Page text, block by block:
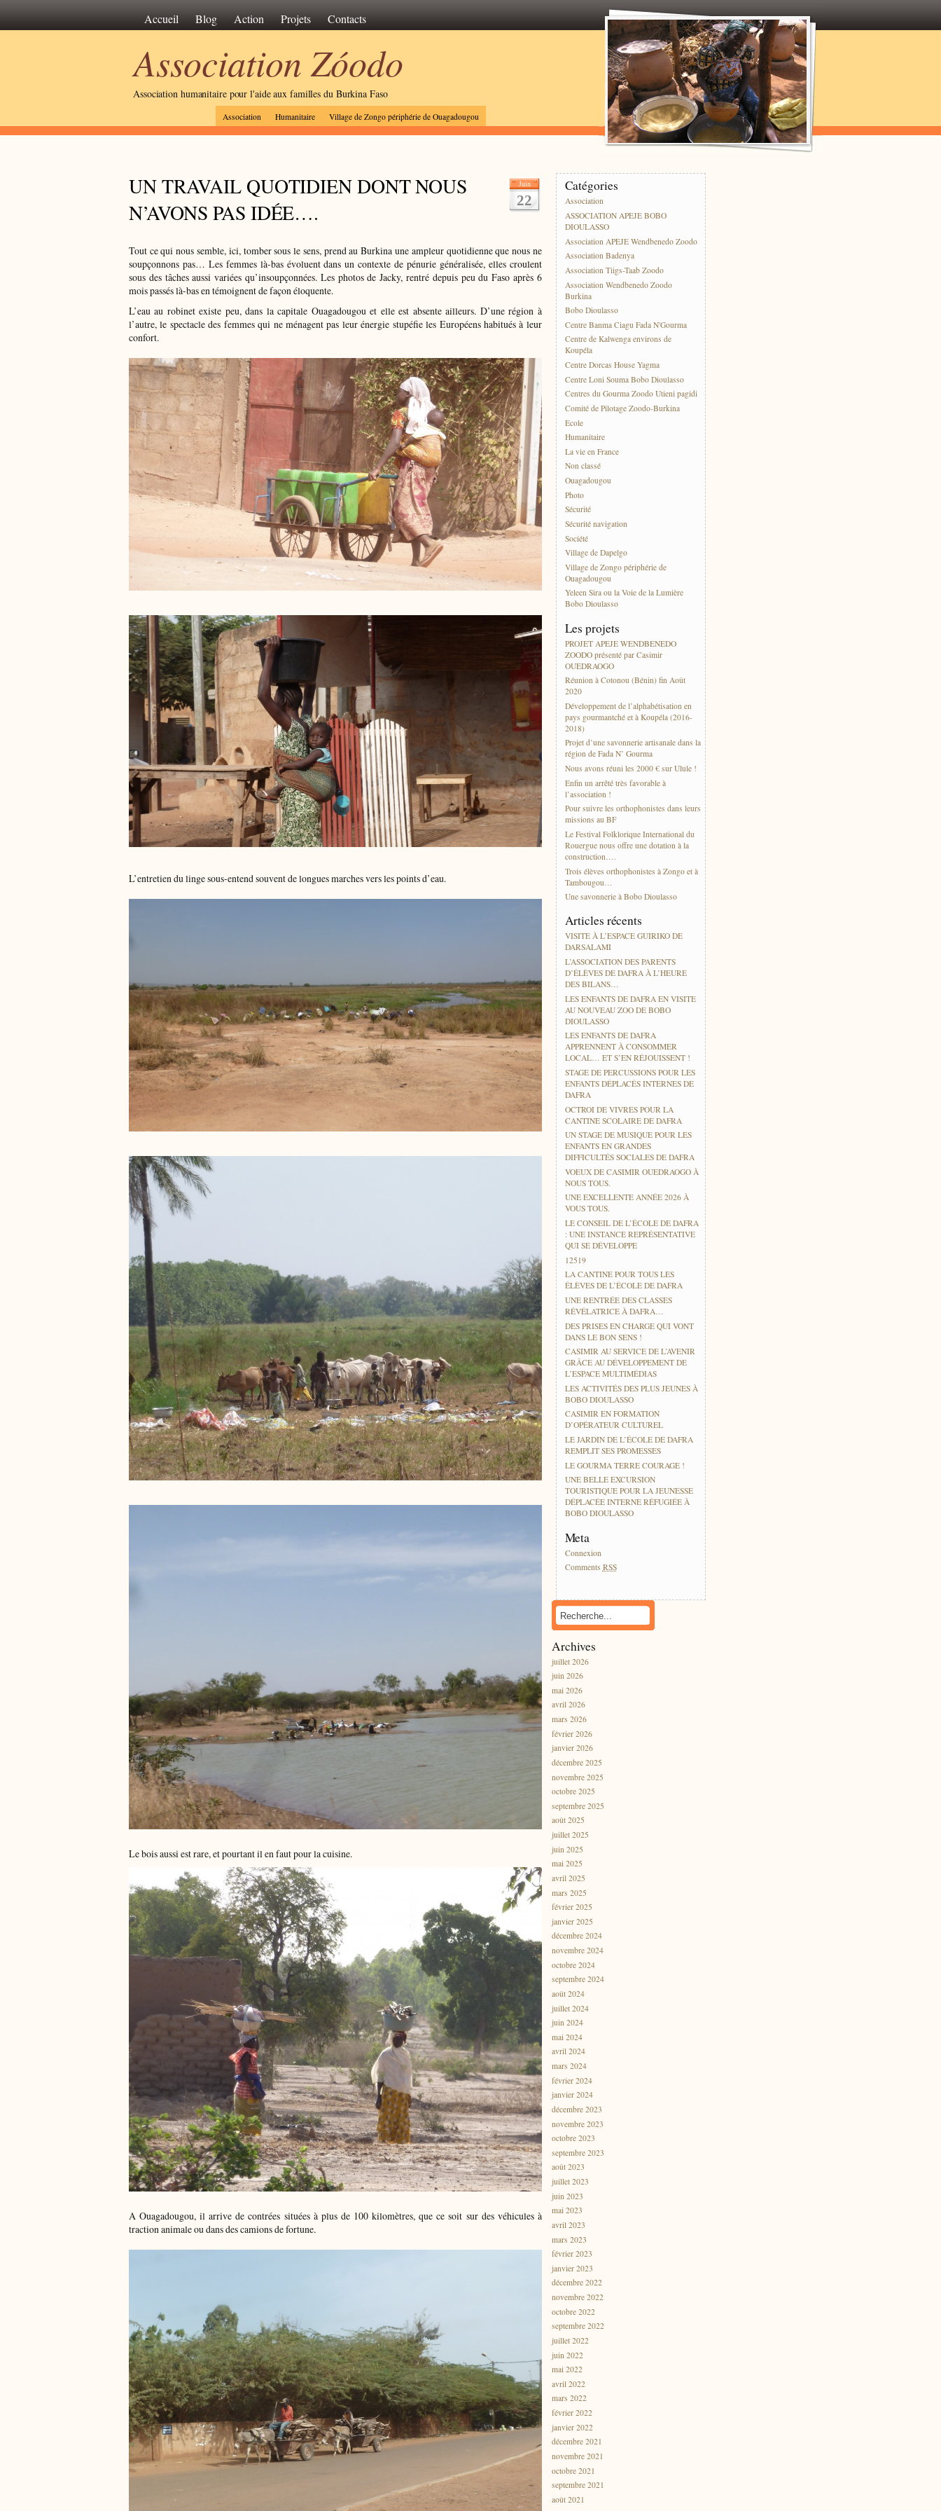
Accueil Blog Action Projets Contacts
Association Zóodo
Association humanitaire pour l'aide aux familles du Burkina Faso
Association Humanitaire Village de Zongo périphérie de Ouagadougou
Juin
22
UN TRAVAIL QUOTIDIEN DONT NOUS
N’AVONS PAS IDÉE….
Tout ce qui nous semble, ici, tomber sous le sens, prend au Burkina une ampleur quotidienne que nous ne
soupçonnons pas… Les femmes là-bas évoluent dans un contexte de pénurie généralisée, elles croulent
sous des tâches aussi variées qu’insoupçonnées. Les photos de Jacky, rentré depuis peu du Faso après 6
mois passés là-bas en témoignent de façon éloquente.
L’eau au robinet existe peu, dans la capitale Ouagadougou et elle est absente ailleurs. D’une région à
l’autre, le spectacle des femmes qui ne ménagent pas leur énergie stupéfie les Européens habitués à leur
confort.
L’entretien du linge sous-entend souvent de longues marches vers les points d’eau.
Le bois aussi est rare, et pourtant il en faut pour la cuisine.
A Ouagadougou, il arrive de contrées situées à plus de 100 kilomètres, que ce soit sur des véhicules à
traction animale ou dans des camions de fortune.
Catégories
Association
ASSOCIATION APEJE BOBO
DIOULASSO
Association APEJE Wendbenedo Zoodo
Association Badenya
Association Tiigs-Taab Zoodo
Association Wendbenedo Zoodo
Burkina
Bobo Dioulasso
Centre Banma Ciagu Fada N'Gourma
Centre de Kalwenga environs de
Koupéla
Centre Dorcas House Yagma
Centre Loni Souma Bobo Dioulasso
Centres du Gourma Zoodo Utieni pagidi
Comité de Pilotage Zoodo-Burkina
Ecole
Humanitaire
La vie en France
Non classé
Ouagadougou
Photo
Sécurité
Sécurité navigation
Société
Village de Dapelgo
Village de Zongo périphérie de
Ouagadougou
Yeleen Sira ou la Voie de la Lumière
Bobo Dioulasso
Les projets
PROJET APEJE WENDBENEDO
ZOODO présenté par Casimir
OUEDRAOGO
Réunion à Cotonou (Bénin) fin Août
2020
Développement de l’alphabétisation en
pays gourmantché et à Koupéla (2016-
2018)
Projet d’une savonnerie artisanale dans la
région de Fada N’ Gourma
Nous avons réuni les 2000 € sur Ulule !
Enfin un arrêté très favorable à
l’association !
Pour suivre les orthophonistes dans leurs
missions au BF
Le Festival Folklorique International du
Rouergue nous offre une dotation à la
construction….
Trois élèves orthophonistes à Zongo et à
Tambougou…
Une savonnerie à Bobo Dioulasso
Articles récents
VISITE À L’ESPACE GUIRIKO DE
DARSALAMI
L’ASSOCIATION DES PARENTS
D’ÉLÈVES DE DAFRA À L’HEURE
DES BILANS…
LES ENFANTS DE DAFRA EN VISITE
AU NOUVEAU ZOO DE BOBO
DIOULASSO
LES ENFANTS DE DAFRA
APPRENNENT À CONSOMMER
LOCAL… ET S’EN RÉJOUISSENT !
STAGE DE PERCUSSIONS POUR LES
ENFANTS DÉPLACÉS INTERNES DE
DAFRA
OCTROI DE VIVRES POUR LA
CANTINE SCOLAIRE DE DAFRA
UN STAGE DE MUSIQUE POUR LES
ENFANTS EN GRANDES
DIFFICULTÉS SOCIALES DE DAFRA
VOEUX DE CASIMIR OUEDRAOGO À
NOUS TOUS.
UNE EXCELLENTE ANNÉE 2026 À
VOUS TOUS.
LE CONSEIL DE L’ÉCOLE DE DAFRA
: UNE INSTANCE REPRÉSENTATIVE
QUI SE DÉVELOPPE
12519
LA CANTINE POUR TOUS LES
ÉLÈVES DE L’ÉCOLE DE DAFRA
UNE RENTRÉE DES CLASSES
RÉVÉLATRICE À DAFRA…
DES PRISES EN CHARGE QUI VONT
DANS LE BON SENS !
CASIMIR AU SERVICE DE L’AVENIR
GRÂCE AU DÉVELOPPEMENT DE
L’ESPACE MULTIMÉDIAS
LES ACTIVITÉS DES PLUS JEUNES À
BOBO DIOULASSO
CASIMIR EN FORMATION
D’OPÉRATEUR CULTUREL
LE JARDIN DE L’ÉCOLE DE DAFRA
REMPLIT SES PROMESSES
LE GOURMA TERRE COURAGE !
UNE BELLE EXCURSION
TOURISTIQUE POUR LA JEUNESSE
DÉPLACÉE INTERNE RÉFUGIÉE À
BOBO DIOULASSO
Meta
Connexion
Comments RSS
Archives
juillet 2026
juin 2026
mai 2026
avril 2026
mars 2026
février 2026
janvier 2026
décembre 2025
novembre 2025
octobre 2025
septembre 2025
août 2025
juillet 2025
juin 2025
mai 2025
avril 2025
mars 2025
février 2025
janvier 2025
décembre 2024
novembre 2024
octobre 2024
septembre 2024
août 2024
juillet 2024
juin 2024
mai 2024
avril 2024
mars 2024
février 2024
janvier 2024
décembre 2023
novembre 2023
octobre 2023
septembre 2023
août 2023
juillet 2023
juin 2023
mai 2023
avril 2023
mars 2023
février 2023
janvier 2023
décembre 2022
novembre 2022
octobre 2022
septembre 2022
juillet 2022
juin 2022
mai 2022
avril 2022
mars 2022
février 2022
janvier 2022
décembre 2021
novembre 2021
octobre 2021
septembre 2021
août 2021